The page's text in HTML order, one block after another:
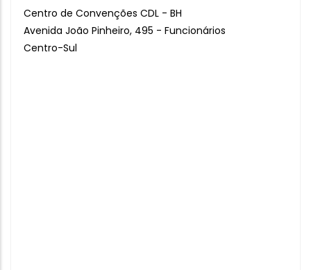
Centro de Convenções CDL - BH
Avenida João Pinheiro, 495 - Funcionários
Centro-Sul